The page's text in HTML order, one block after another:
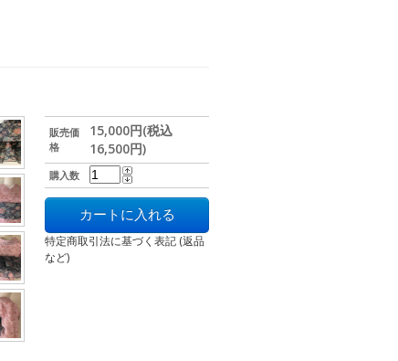
販売価
格
15,000円(税込
16,500円)
購入数
特定商取引法に基づく表記 (返品
など)